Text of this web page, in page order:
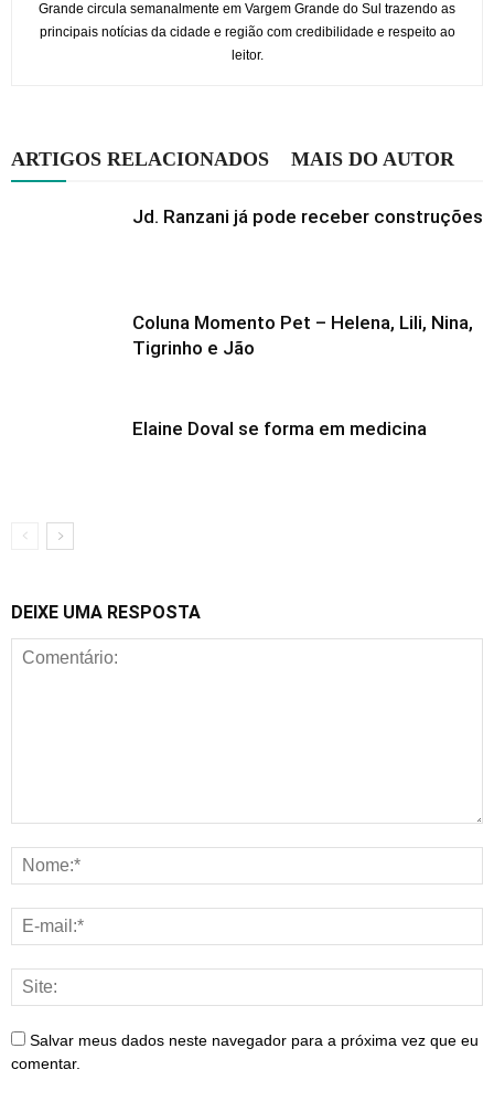
Grande circula semanalmente em Vargem Grande do Sul trazendo as
principais notícias da cidade e região com credibilidade e respeito ao
leitor.
ARTIGOS RELACIONADOS MAIS DO AUTOR
Jd. Ranzani já pode receber construções
Coluna Momento Pet – Helena, Lili, Nina,
Tigrinho e Jão
Elaine Doval se forma em medicina
DEIXE UMA RESPOSTA
Salvar meus dados neste navegador para a próxima vez que eu
comentar.